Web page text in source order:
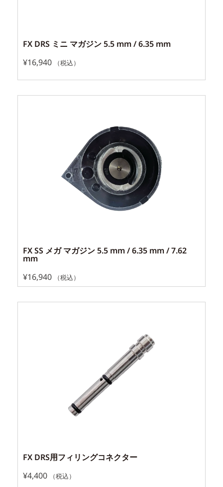
FX DRS ミニ マガジン 5.5 mm / 6.35 mm
¥16,940 （税込）
FX SS メガ マガジン 5.5 mm / 6.35 mm / 7.62
mm
¥16,940 （税込）
FX DRS用フィリングコネクター
¥4,400 （税込）